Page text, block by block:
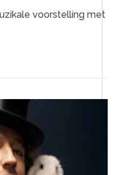
voorstelling met